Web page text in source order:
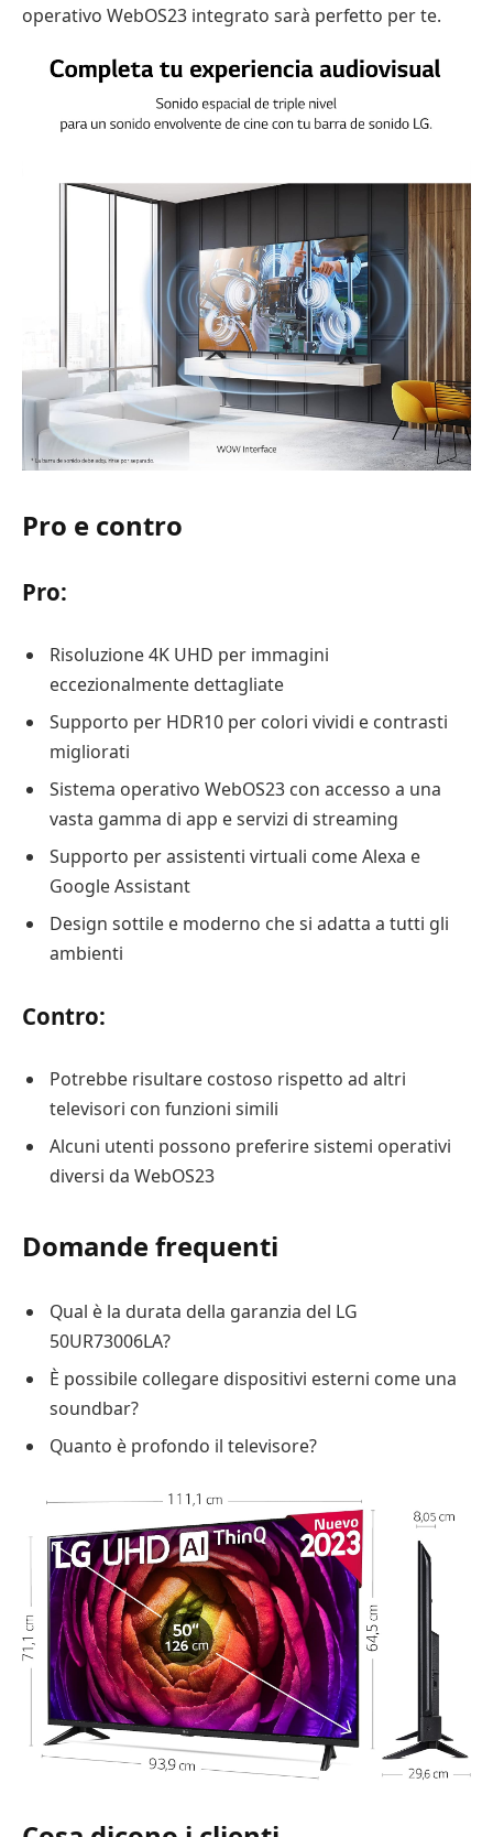
operativo WebOS23 integrato sarà perfetto per te.
Pro e contro
Pro:
Risoluzione 4K UHD per immagini
eccezionalmente dettagliate
Supporto per HDR10 per colori vividi e contrasti
migliorati
Sistema operativo WebOS23 con accesso a una
vasta gamma di app e servizi di streaming
Supporto per assistenti virtuali come Alexa e
Google Assistant
Design sottile e moderno che si adatta a tutti gli
ambienti
Contro:
Potrebbe risultare costoso rispetto ad altri
televisori con funzioni simili
Alcuni utenti possono preferire sistemi operativi
diversi da WebOS23
Domande frequenti
Qual è la durata della garanzia del LG
50UR73006LA?
È possibile collegare dispositivi esterni come una
soundbar?
Quanto è profondo il televisore?